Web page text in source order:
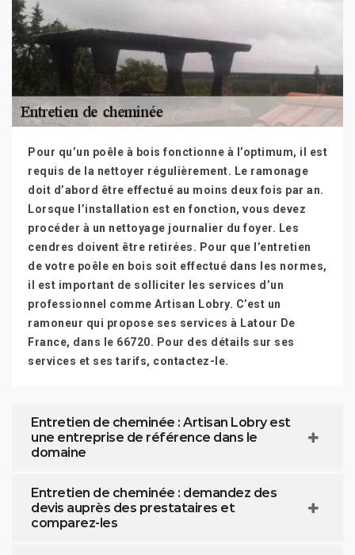
Pour qu’un poêle à bois fonctionne à l’optimum, il est
requis de la nettoyer régulièrement. Le ramonage
doit d’abord être effectué au moins deux fois par an.
Lorsque l’installation est en fonction, vous devez
procéder à un nettoyage journalier du foyer. Les
cendres doivent être retirées. Pour que l’entretien
de votre poêle en bois soit effectué dans les normes,
il est important de solliciter les services d’un
professionnel comme Artisan Lobry. C’est un
ramoneur qui propose ses services à Latour De
France, dans le 66720. Pour des détails sur ses
services et ses tarifs, contactez-le.
Entretien de cheminée : Artisan Lobry est
une entreprise de référence dans le
domaine
Entretien de cheminée : demandez des
devis auprès des prestataires et
comparez-les